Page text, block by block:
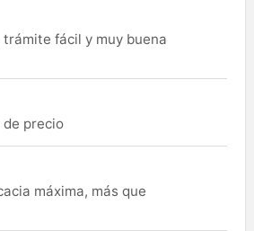
trámite fácil y muy buena
de precio
máxima, más que